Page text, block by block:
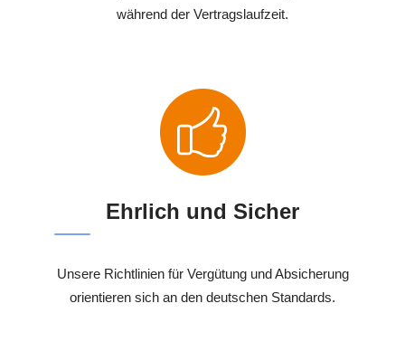
während der Vertragslaufzeit.
Ehrlich und Sicher
Unsere Richtlinien für Vergütung und Absicherung
orientieren sich an den deutschen Standards.